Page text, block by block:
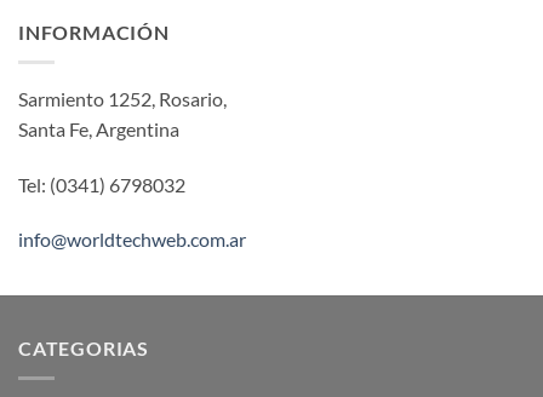
INFORMACIÓN
Sarmiento 1252, Rosario,
Santa Fe, Argentina
Tel: (0341) 6798032
info@worldtechweb.com.ar
CATEGORIAS